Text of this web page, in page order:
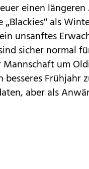
einen
„Blackies“ als
unsanftes
sicher normal
um
Frühjahr
aber als